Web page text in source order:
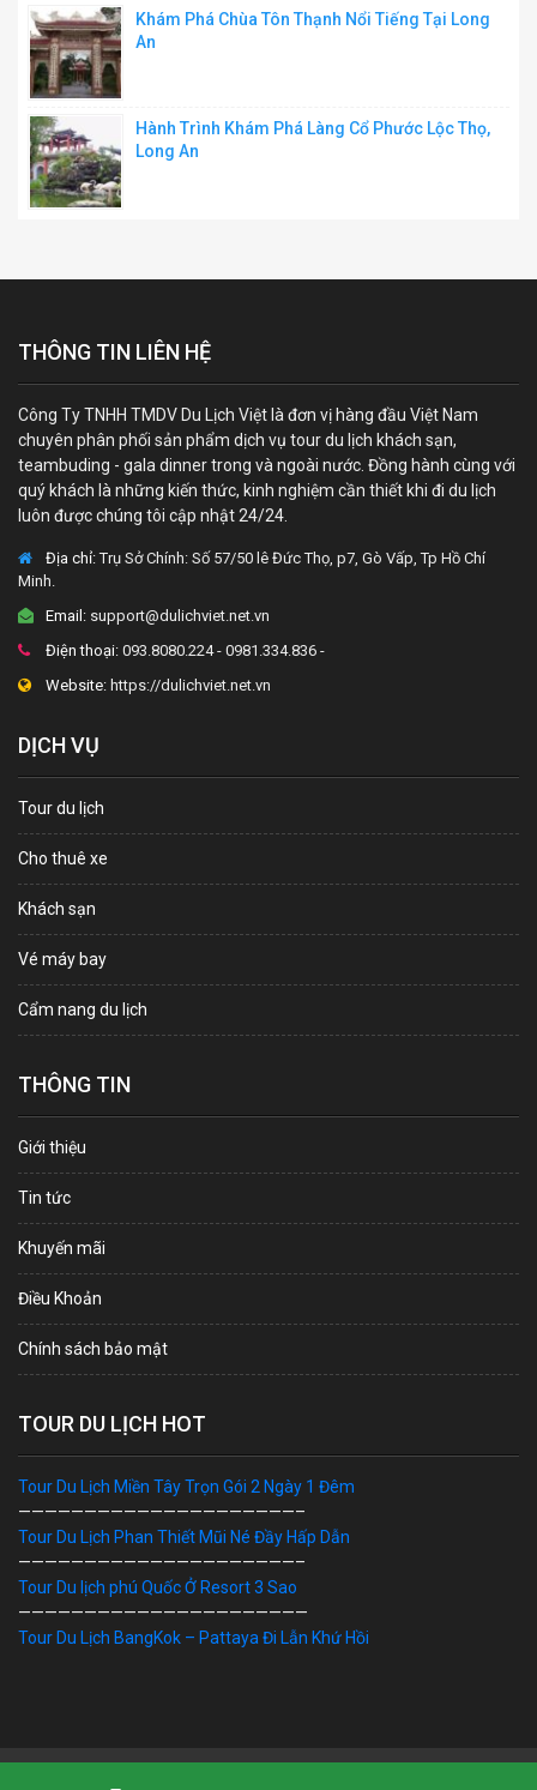
Khám Phá Chùa Tôn Thạnh Nổi Tiếng Tại Long
An
Hành Trình Khám Phá Làng Cổ Phước Lộc Thọ,
Long An
THÔNG TIN LIÊN HỆ
Công Ty TNHH TMDV Du Lịch Việt là đơn vị hàng đầu Việt Nam
chuyên phân phối sản phẩm dịch vụ tour du lịch khách sạn,
teambuding - gala dinner trong và ngoài nước. Đồng hành cùng với
quý khách là những kiến thức, kinh nghiệm cần thiết khi đi du lịch
luôn được chúng tôi cập nhật 24/24.
Địa chỉ:Trụ Sở Chính: Số 57/50 lê Đức Thọ, p7, Gò Vấp, Tp Hồ Chí
Minh.
Email: support@dulichviet.net.vn
Điện thoại: 093.8080.224 - 0981.334.836 -
Website: https://dulichviet.net.vn
DỊCH VỤ
Tour du lịch
Cho thuê xe
Khách sạn
Vé máy bay
Cẩm nang du lịch
THÔNG TIN
Giới thiệu
Tin tức
Khuyến mãi
Điều Khoản
Chính sách bảo mật
TOUR DU LỊCH HOT
Tour Du Lịch Miền Tây Trọn Gói 2 Ngày 1 Đêm
—————————————————————–
Tour Du Lịch Phan Thiết Mũi Né Đầy Hấp Dẫn
—————————————————————–
Tour Du lịch phú Quốc Ở Resort 3 Sao
——————————————————————
Tour Du Lịch BangKok – Pattaya Đi Lẫn Khứ Hồi